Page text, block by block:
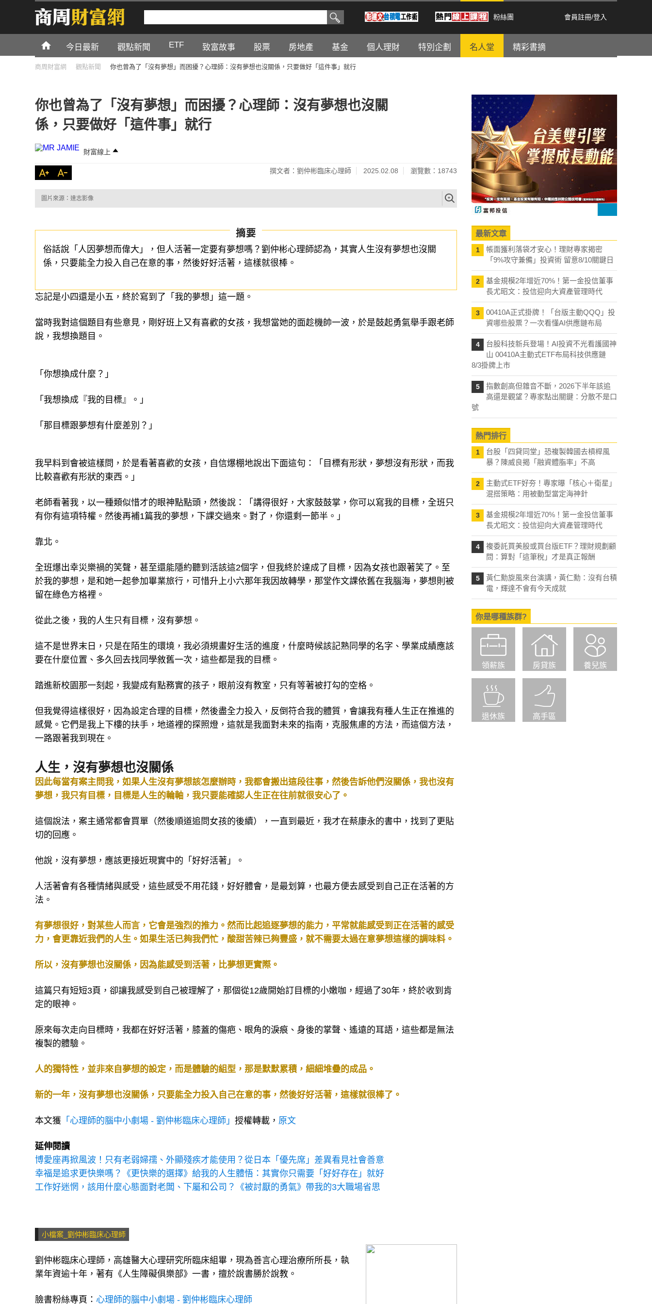
粉絲團 會員註冊/登入
今日最新 觀點新聞 ETF 致富故事 股票 房地產 基金 個人理財 特別企劃 名人堂 精彩書摘
商周財富網 觀點新聞 你也曾為了「沒有夢想」而困擾？心理師：沒有夢想也沒關係，只要做好「這件事」就行
你也曾為了「沒有夢想」而困擾？心理師：沒有夢想也沒關
係，只要做好「這件事」就行
財富線上
撰文者：劉仲彬臨床心理師 2025.02.08 瀏覽數：18743
圖片來源：達志影像
摘要
俗話說「人因夢想而偉大」，但人活著一定要有夢想嗎？劉仲彬心理師認為，其實人生沒有夢想也沒關
係，只要能全力投入自己在意的事，然後好好活著，這樣就很棒。
忘記是小四還是小五，終於寫到了「我的夢想」這一題。
當時我對這個題目有些意見，剛好班上又有喜歡的女孩，我想當她的面趁機帥一波，於是鼓起勇氣舉手跟老師
說，我想換題目。
「你想換成什麼？」
「我想換成『我的目標』。」
「那目標跟夢想有什麼差別？」
我早料到會被這樣問，於是看著喜歡的女孩，自信爆棚地說出下面這句：「目標有形狀，夢想沒有形狀，而我
比較喜歡有形狀的東西。」
老師看著我，以一種類似惜才的眼神點點頭，然後說：「講得很好，大家鼓鼓掌，你可以寫我的目標，全班只
有你有這項特權。然後再補1篇我的夢想，下課交過來。對了，你還剩一節半。」
靠北。
全班爆出幸災樂禍的笑聲，甚至還能隱約聽到活該這2個字，但我終於達成了目標，因為女孩也跟著笑了。至
於我的夢想，是和她一起參加畢業旅行，可惜升上小六那年我因故轉學，那堂作文課依舊在我腦海，夢想則被
留在綠色方格裡。
從此之後，我的人生只有目標，沒有夢想。
這不是世界末日，只是在陌生的環境，我必須規畫好生活的進度，什麼時候該記熟同學的名字、學業成績應該
要在什麼位置、多久回去找同學敘舊一次，這些都是我的目標。
踏進新校園那一刻起，我變成有點務實的孩子，眼前沒有教室，只有等著被打勾的空格。
但我覺得這樣很好，因為設定合理的目標，然後盡全力投入，反倒符合我的體質，會讓我有種人生正在推進的
感覺。它們是我上下樓的扶手，地道裡的探照燈，這就是我面對未來的指南，克服焦慮的方法，而這個方法，
一路跟著我到現在。
人生，沒有夢想也沒關係
因此每當有案主問我，如果人生沒有夢想該怎麼辦時，我都會搬出這段往事，然後告訴他們沒關係，我也沒有
夢想，我只有目標，目標是人生的輪軸，我只要能確認人生正在往前就很安心了。
這個說法，案主通常都會買單（然後順道追問女孩的後續），一直到最近，我才在蔡康永的書中，找到了更貼
切的回應。
他說，沒有夢想，應該更接近現實中的「好好活著」。
人活著會有各種情緒與感受，這些感受不用花錢，好好體會，是最划算，也最方便去感受到自己正在活著的方
法。
有夢想很好，對某些人而言，它會是強烈的推力。然而比起追逐夢想的能力，平常就能感受到正在活著的感受
力，會更靠近我們的人生。如果生活已夠我們忙，酸甜苦辣已夠豐盛，就不需要太過在意夢想這樣的調味料。
所以，沒有夢想也沒關係，因為能感受到活著，比夢想更實際。
這篇只有短短3頁，卻讓我感受到自己被理解了，那個從12歲開始訂目標的小嫩咖，經過了30年，終於收到肯
定的眼神。
原來每次走向目標時，我都在好好活著，膝蓋的傷疤、眼角的淚痕、身後的掌聲、遙遠的耳語，這些都是無法
複製的體驗。
人的獨特性，並非來自夢想的設定，而是體驗的組型，那是默默累積，細細堆疊的成品。
新的一年，沒有夢想也沒關係，只要能全力投入自己在意的事，然後好好活著，這樣就很棒了。
本文獲 「心理師的腦中小劇場 - 劉仲彬臨床心理師」 授權轉載， 原文
延伸閱讀
博愛座再掀風波！只有老弱婦孺、外顯殘疾才能使用？從日本「優先席」差異看見社會善意
幸福是追求更快樂嗎？《更快樂的選擇》給我的人生體悟：其實你只需要「好好存在」就好
工作好迷惘，該用什麼心態面對老闆、下屬和公司？《被討厭的勇氣》帶我的3大職場省思
小檔案_劉仲彬臨床心理師
劉仲彬臨床心理師，高雄醫大心理研究所臨床組畢，現為善言心理治療所所長，執
業年資逾十年，著有《人生障礙俱樂部》一書，擅於說書勝於說教。
臉書粉絲專頁： 心理師的腦中小劇場 - 劉仲彬臨床心理師
最新文章
1
帳面獲利落袋才安心！理財專家揭密
「9%攻守兼備」投資術 留意8/10關鍵日
2
基金規模2年增近70%！第一金投信董事
長尤昭文：投信迎向大資產管理時代
3
00410A正式掛牌！「台版主動QQQ」投
資哪些股票？一次看懂AI供應鏈布局
4
台股科技新兵登場！AI投資不光看護國神
山 00410A主動式ETF布局科技供應鏈
8/3掛牌上市
5
指數創高但雜音不斷，2026下半年該追
高還是觀望？專家點出關鍵：分散不是口
號
熱門排行
1
台股「四貸同堂」恐複製韓國去槓桿風
暴？陳威良揭「融資體脂率」不高
2
主動式ETF好夯！專家曝「核心＋衛星」
混搭策略：用被動型當定海神針
3
基金規模2年增近70%！第一金投信董事
長尤昭文：投信迎向大資產管理時代
4
複委託買美股或買台版ETF？理財規劃顧
問：算對「這筆稅」才是真正報酬
5
黃仁勳旋風來台演講，黃仁勳：沒有台積
電，輝達不會有今天成就
你是哪種族群?
領薪族 房貸族 養兒族
退休族 高手區